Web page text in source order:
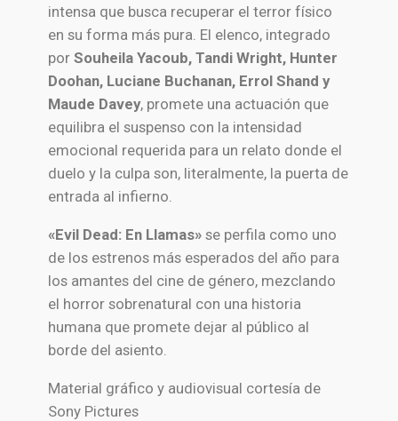
intensa que busca recuperar el terror físico
en su forma más pura. El elenco, integrado
por Souheila Yacoub, Tandi Wright, Hunter
Doohan, Luciane Buchanan, Errol Shand y
Maude Davey, promete una actuación que
equilibra el suspenso con la intensidad
emocional requerida para un relato donde el
duelo y la culpa son, literalmente, la puerta de
entrada al infierno.
«Evil Dead: En Llamas»se perfila como uno
de los estrenos más esperados del año para
los amantes del cine de género, mezclando
el horror sobrenatural con una historia
humana que promete dejar al público al
borde del asiento.
Material gráfico y audiovisual cortesía de
Sony Pictures